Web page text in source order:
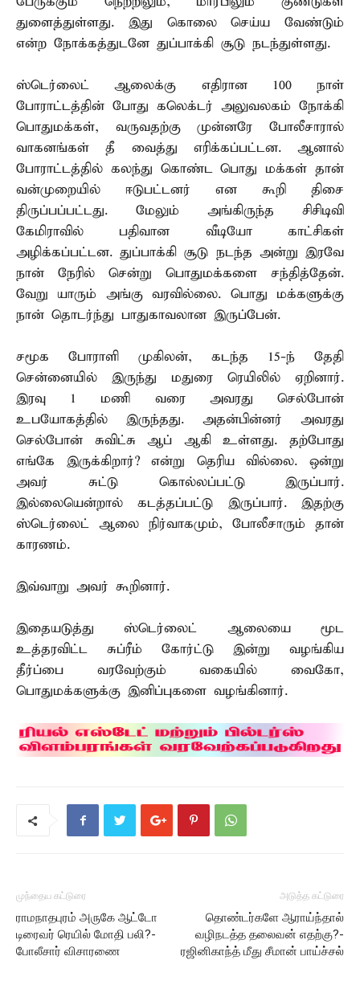
துளைத்துள்ளது. இது கொலை செய்ய வேண்டும்
என்ற நோக்கத்துடனே துப்பாக்கி சூடு நடந்துள்ளது.
ஸ்டெர்லைட் ஆலைக்கு எதிரான 100 நாள்
போராட்டத்தின் போது கலெக்டர் அலுவலகம் நோக்கி
பொதுமக்கள், வருவதற்கு முன்னரே போலீசாரால்
வாகனங்கள் தீ வைத்து எரிக்கப்பட்டன. ஆனால்
போராட்டத்தில் கலந்து கொண்ட பொது மக்கள் தான்
வன்முறையில் ஈடுபட்டனர் என கூறி திசை
திருப்பப்பட்டது. மேலும் அங்கிருந்த சிசிடிவி
கேமிராவில் பதிவான வீடியோ காட்சிகள்
அழிக்கப்பட்டன. துப்பாக்கி சூடு நடந்த அன்று இரவே
நான் நேரில் சென்று பொதுமக்களை சந்தித்தேன்.
வேறு யாரும் அங்கு வரவில்லை. பொது மக்களுக்கு
நான் தொடர்ந்து பாதுகாவலான இருப்பேன்.
சமூக போராளி முகிலன், கடந்த 15-ந் தேதி
சென்னையில் இருந்து மதுரை ரெயிலில் ஏறினார்.
இரவு 1 மணி வரை அவரது செல்போன்
உபயோகத்தில் இருந்தது. அதன்பின்னர் அவரது
செல்போன் சுவிட்சு ஆப் ஆகி உள்ளது. தற்போது
எங்கே இருக்கிறார்? என்று தெரிய வில்லை. ஒன்று
அவர் சுட்டு கொல்லப்பட்டு இருப்பார்.
இல்லையென்றால் கடத்தப்பட்டு இருப்பார். இதற்கு
ஸ்டெர்லைட் ஆலை நிர்வாகமும், போலீசாரும் தான்
காரணம்.
இவ்வாறு அவர் கூறினார்.
இதையடுத்து ஸ்டெர்லைட் ஆலையை மூட
உத்தரவிட்ட சுப்ரீம் கோர்ட்டு இன்று வழங்கிய
தீர்ப்பை வரவேற்கும் வகையில் வைகோ,
பொதுமக்களுக்கு இனிப்புகளை வழங்கினார்.
முந்தைய கட்டுரை
ராமநாதபுரம் அருகே ஆட்டோ
டிரைவர் ரெயில் மோதி பலி?-
போலீசார் விசாரணை
அடுத்த கட்டுரை
தொண்டர்களே ஆராய்ந்தால்
வழிநடத்த தலைவன் எதற்கு?-
ரஜினிகாந்த் மீது சீமான் பாய்ச்சல்